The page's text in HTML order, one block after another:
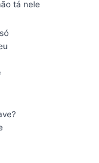
tá nele